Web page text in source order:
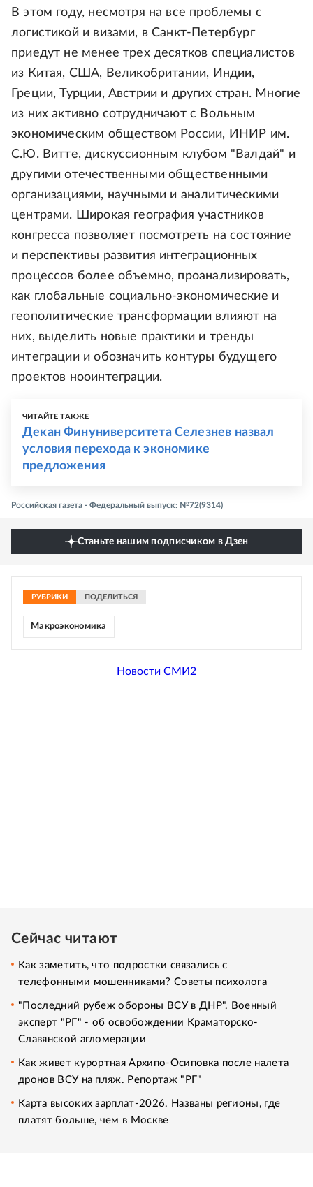
В этом году, несмотря на все проблемы с
логистикой и визами, в Санкт-Петербург
приедут не менее трех десятков специалистов
из Китая, США, Великобритании, Индии,
Греции, Турции, Австрии и других стран. Многие
из них активно сотрудничают с Вольным
экономическим обществом России, ИНИР им.
С.Ю. Витте, дискуссионным клубом "Валдай" и
другими отечественными общественными
организациями, научными и аналитическими
центрами. Широкая география участников
конгресса позволяет посмотреть на состояние
и перспективы развития интеграционных
процессов более объемно, проанализировать,
как глобальные социально-экономические и
геополитические трансформации влияют на
них, выделить новые практики и тренды
интеграции и обозначить контуры будущего
проектов нооинтеграции.
ЧИТАЙТЕ ТАКЖЕ
Декан Финуниверситета Селезнев назвал
условия перехода к экономике
предложения
Российская газета - Федеральный выпуск: №72(9314)
Станьте нашим подписчиком в Дзен
РУБРИКИ ПОДЕЛИТЬСЯ
Макроэкономика
Новости СМИ2
Сейчас читают
Как заметить, что подростки связались с
телефонными мошенниками? Советы психолога
"Последний рубеж обороны ВСУ в ДНР". Военный
эксперт "РГ" - об освобождении Краматорско-
Славянской агломерации
Как живет курортная Архипо-Осиповка после налета
дронов ВСУ на пляж. Репортаж "РГ"
Карта высоких зарплат-2026. Названы регионы, где
платят больше, чем в Москве